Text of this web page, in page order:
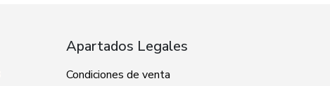
Apartados Legales
Condiciones de venta